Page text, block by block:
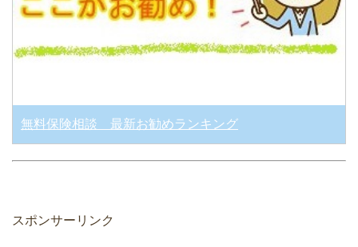
無料保険相談 最新お勧めランキング
スポンサーリンク